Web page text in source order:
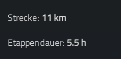
Strecke: 11 km
Etappendauer: 5.5 h